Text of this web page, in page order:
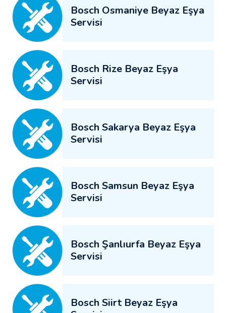
Bosch Osmaniye Beyaz Eşya
Servisi
Bosch Rize Beyaz Eşya
Servisi
Bosch Sakarya Beyaz Eşya
Servisi
Bosch Samsun Beyaz Eşya
Servisi
Bosch Şanlıurfa Beyaz Eşya
Servisi
Bosch Siirt Beyaz Eşya